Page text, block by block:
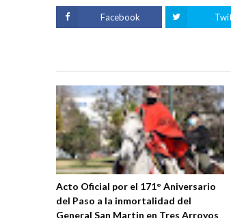
Facebook
Acto Oficial por el 171° Aniversario
del Paso a la inmortalidad del
General San Martin en Tres Arroyos